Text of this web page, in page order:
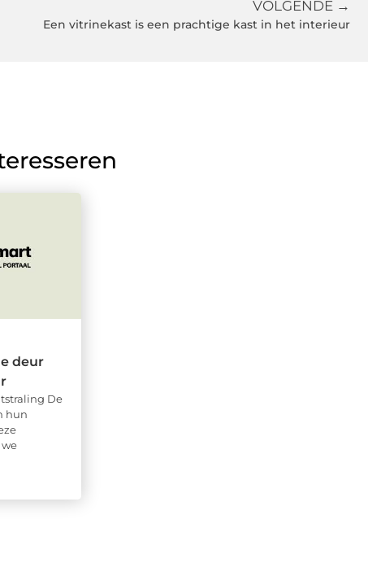
VOLGENDE →
Een vitrinekast is een prachtige kast in het interieur
deur
De
hun